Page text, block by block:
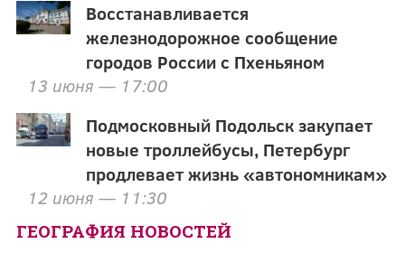
Восстанавливается
железнодорожное сообщение
городов России с Пхеньяном
13 июня — 17:00
Подмосковный Подольск закупает
новые троллейбусы, Петербург
продлевает жизнь «автономникам»
12 июня — 11:30
ГЕОГРАФИЯ НОВОСТЕЙ